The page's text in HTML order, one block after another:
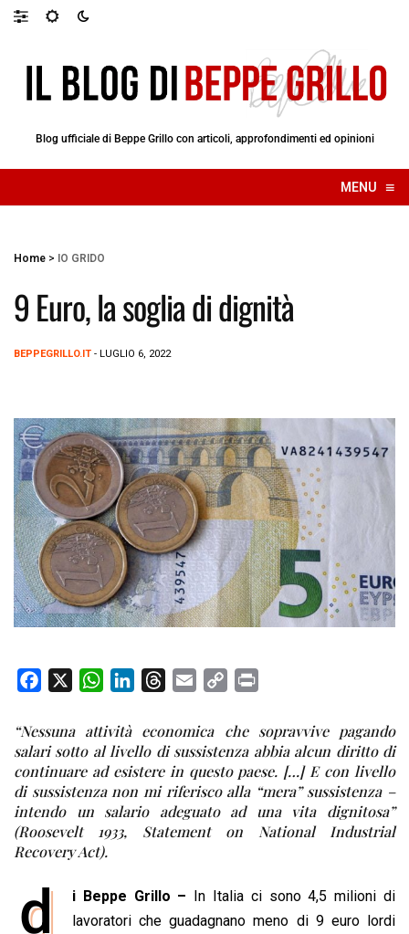
Blog ufficiale di Beppe Grillo con articoli, approfondimenti ed opinioni
MENU ≡
☰
Home > IO GRIDO
9 Euro, la soglia di dignità
BEPPEGRILLO.IT - LUGLIO 6, 2022
c
e
b
o
o
k
W
a
t
s
A
p
p
k
e
d
I
r
e
a
d
s
a
i
l
p
y
L
i
n
i
n
t
“Nessuna attività economica che sopravvive pagando
salari sotto al livello di sussistenza abbia alcun diritto di
continuare ad esistere in questo paese. […] E con livello
di sussistenza non mi riferisco alla “mera” sussistenza –
intendo un salario adeguato ad una vita dignitosa”
(Roosevelt 1933, Statement on National Industrial
Recovery Act).
d i Beppe Grillo – In Italia ci sono 4,5 milioni di
lavoratori che guadagnano meno di 9 euro lordi